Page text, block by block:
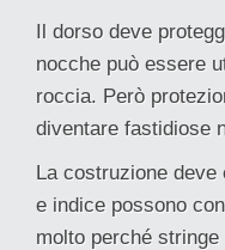
Il dorso deve
nocche può essere
roccia. Però
diventare fastidiose
La costruzione
e indice possono
molto perché